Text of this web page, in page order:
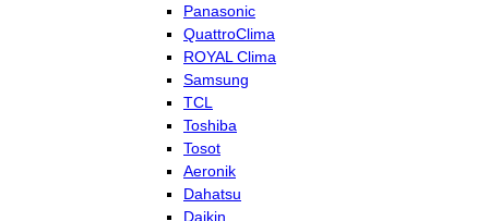
Panasonic
QuattroClima
ROYAL Clima
Samsung
TCL
Toshiba
Tosot
Aeronik
Dahatsu
Daikin